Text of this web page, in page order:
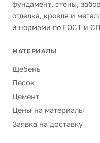
фундамент, стены,
отделка, кровля и
и нормами по ГОСТ и
МАТЕРИАЛЫ
Щебень
Песок
Цемент
Цены на материалы
Заявка на доставку